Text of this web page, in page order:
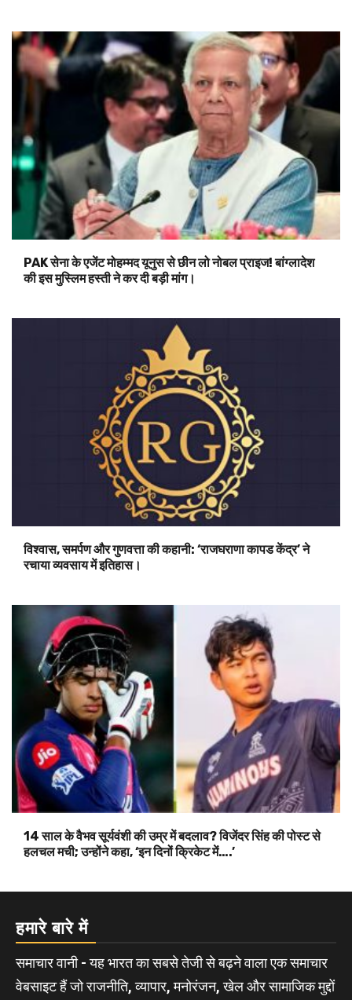
PAK सेना के एजेंट मोहम्मद यूनुस से छीन लो नोबल प्राइज! बांग्लादेश
की इस मुस्लिम हस्ती ने कर दी बड़ी मांग।
विश्वास, समर्पण और गुणवत्ता की कहानी: ‘राजघराणा कापड केंद्र’ ने
रचाया व्यवसाय में इतिहास।
14 साल के वैभव सूर्यवंशी की उम्र में बदलाव? विजेंदर सिंह की पोस्ट से
हलचल मची; उन्होंने कहा, ‘इन दिनों क्रिकेट में….’
हमारे बारे में
समाचार वानी - यह भारत का सबसे तेजी से बढ़ने वाला एक समाचार
वेबसाइट हैं जो राजनीति, व्यापार, मनोरंजन, खेल और सामाजिक मुद्दों